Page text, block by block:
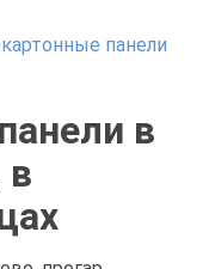
панели
в
в